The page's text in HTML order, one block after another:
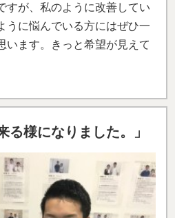
すが、私のように改善してい
うに悩んでいる方にはぜひ一
います。きっと希望が見えて
る様になりました。」